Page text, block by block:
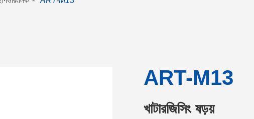
ART-M13
খাটারজিসিং ষড়য়